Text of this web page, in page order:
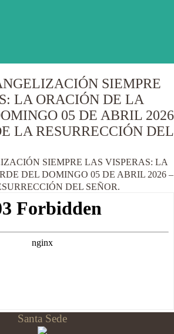
SIEMPRE
LA ORACIÓN DE LA
05 DE ABRIL 2026
LA RESURRECCIÓN DEL
SIEMPRE LAS VISPERAS: LA
DEL DOMINGO 05 DE ABRIL 2026 –
DEL SEÑOR.
Santa Sede